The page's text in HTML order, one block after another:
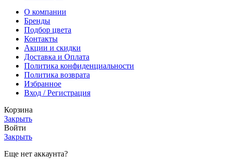
О компании
Бренды
Подбор цвета
Контакты
Акции и скидки
Доставка и Оплата
Политика конфиденциальности
Политика возврата
Избранное
Вход / Регистрация
Корзина
Закрыть
Войти
Закрыть
Еще нет аккаунта?